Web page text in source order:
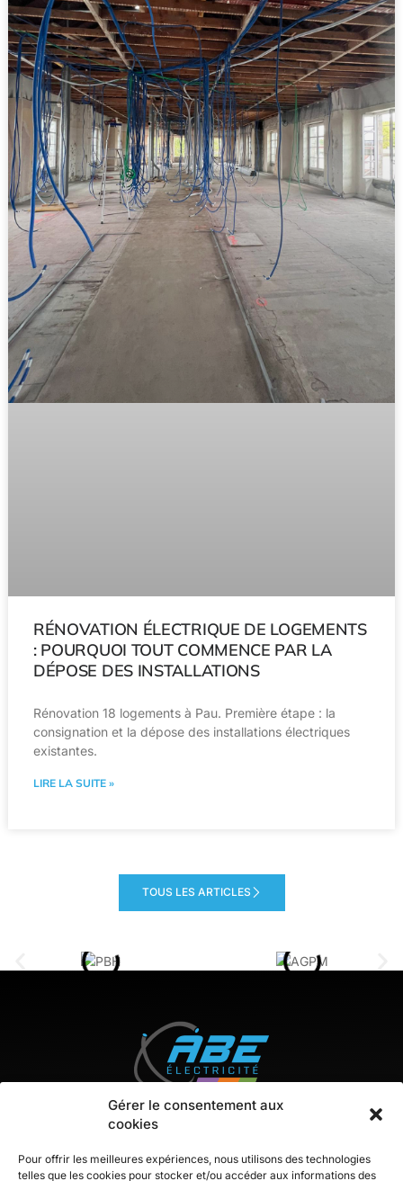
Gérer le consentement aux
cookies
Pour offrir les meilleures expériences, nous utilisons des technologies
telles que les cookies pour stocker et/ou accéder aux informations des
RÉNOVATION ÉLECTRIQUE DE LOGEMENTS
: POURQUOI TOUT COMMENCE PAR LA
DÉPOSE DES INSTALLATIONS
Rénovation 18 logements à Pau. Première étape : la
consignation et la dépose des installations électriques
existantes.
LIRE LA SUITE »
TOUS LES ARTICLES